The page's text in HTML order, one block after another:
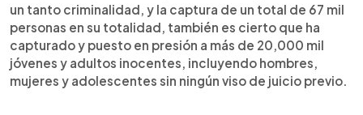
un tanto criminalidad, y la captura de un total de 67 mil
personas en su totalidad, también es cierto que ha
capturado y puesto en presión a más de 20,000 mil
jóvenes y adultos inocentes, incluyendo hombres,
mujeres y adolescentes sin ningún viso de juicio previo.